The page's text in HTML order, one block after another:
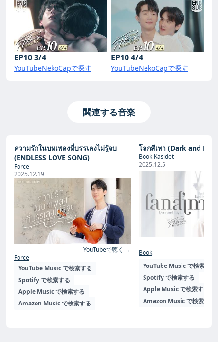
EP10 3/4
YouTubeNekoCapで探す
EP10 4/4
YouTubeNekoCapで探す
関連する音楽
ความรักในบทเพลงที่บรรเลงไม่รู้จบ
(ENDLESS LOVE SONG)
Force
2025.12.19
YouTubeで聴く →
Force
YouTube Music で検索する
Spotify で検索する
Apple Music で検索する
Amazon Music で検索する
โลกสีเทา (Dark and
Book Kasidet
2025.12.5
Book
YouTube Music で検索する
Spotify で検索する
Apple Music で検索する
Amazon Music で検索する